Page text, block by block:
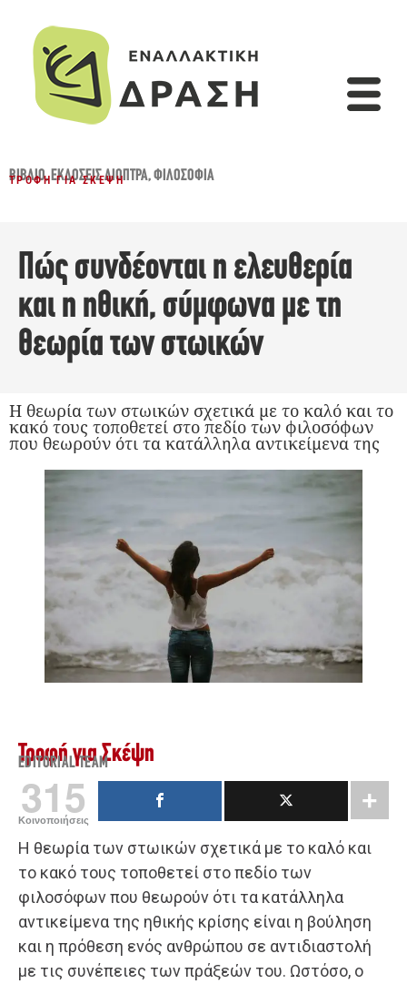
ΒΙΒΛΊΟ,ΕΚΔΌΣΕΙΣ ΔΙΌΠΤΡΑ,ΦΙΛΟΣΟΦΊΑ
ΤΡΟΦΉ ΓΙΑ ΣΚΈΨΗ
Πώς συνδέονται η ελευθερία
και η ηθική, σύμφωνα με τη
θεωρία των στωικών
Η θεωρία των στωικών σχετικά με το καλό και το
κακό τους τοποθετεί στο πεδίο των φιλοσόφων
που θεωρούν ότι τα κατάλληλα αντικείμενα της
Τροφή για Σκέψη
EDITORIAL TEAM
315
Κοινοποιήσεις
Η θεωρία των στωικών σχετικά με το καλό και
το κακό τους τοποθετεί στο πεδίο των
φιλοσόφων που θεωρούν ότι τα κατάλληλα
αντικείμενα της ηθικής κρίσης είναι η βούληση
και η πρόθεση ενός ανθρώπου σε αντιδιαστολή
με τις συνέπειες των πράξεών του. Ωστόσο, ο